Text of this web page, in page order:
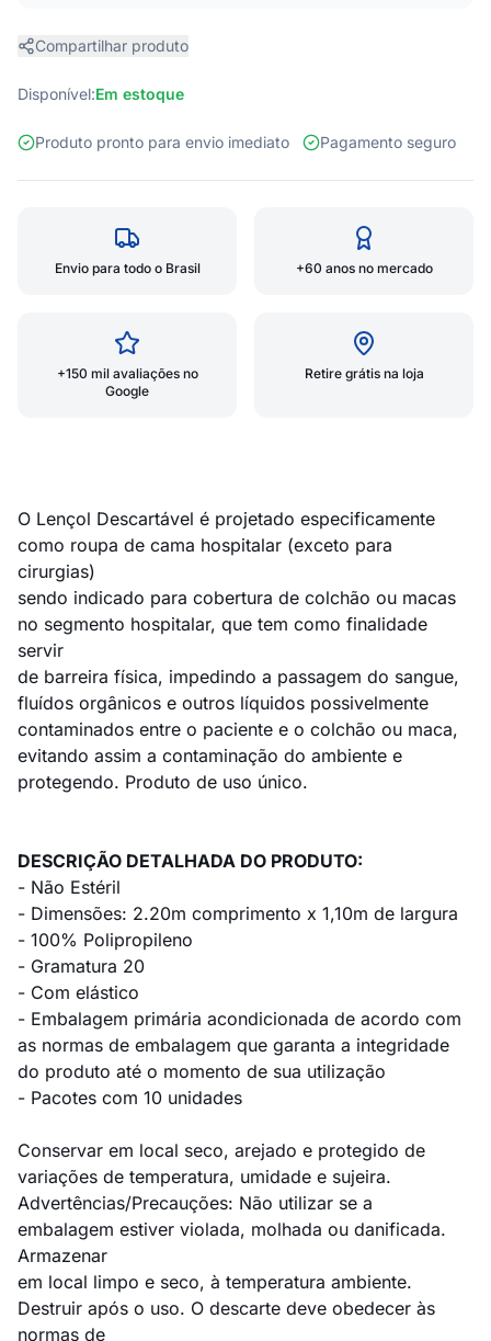
Compartilhar produto
Disponível:Em estoque
Produto pronto para envio imediato Pagamento seguro
Envio para todo o Brasil +60 anos no mercado
+150 mil avaliações no
Google
Retire grátis na loja
O Lençol Descartável é projetado especificamente
como roupa de cama hospitalar (exceto para
cirurgias)
sendo indicado para cobertura de colchão ou macas
no segmento hospitalar, que tem como finalidade
servir
de barreira física, impedindo a passagem do sangue,
fluídos orgânicos e outros líquidos possivelmente
contaminados entre o paciente e o colchão ou maca,
evitando assim a contaminação do ambiente e
protegendo. Produto de uso único.
DESCRIÇÃO DETALHADA DO PRODUTO:
- Não Estéril
- Dimensões: 2.20m comprimento x 1,10m de largura
- 100% Polipropileno
- Gramatura 20
- Com elástico
- Embalagem primária acondicionada de acordo com
as normas de embalagem que garanta a integridade
do produto até o momento de sua utilização
- Pacotes com 10 unidades
Conservar em local seco, arejado e protegido de
variações de temperatura, umidade e sujeira.
Advertências/Precauções: Não utilizar se a
embalagem estiver violada, molhada ou danificada.
Armazenar
em local limpo e seco, à temperatura ambiente.
Destruir após o uso. O descarte deve obedecer às
normas de